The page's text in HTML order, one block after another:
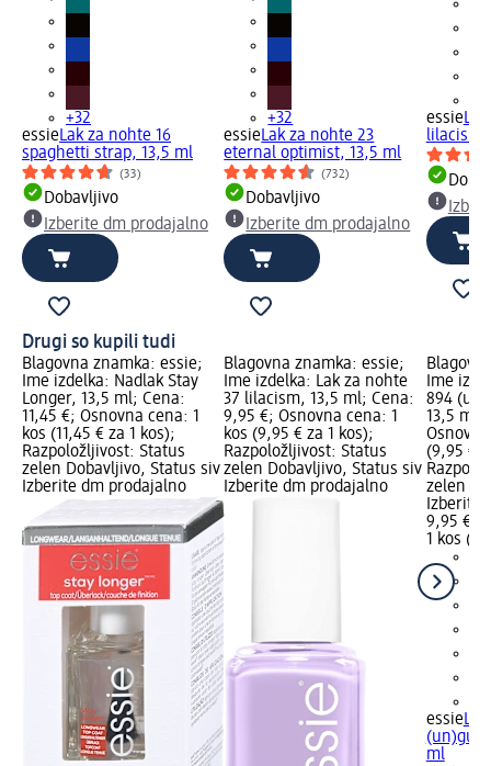
+32
essieLak za nohte 16
spaghetti strap, 13,5 ml
(33)
Dobavljivo
Izberite dm prodajalno
+32
essieLak za nohte 23
eternal optimist, 13,5 ml
(732)
Dobavljivo
Izberite dm prodajalno
essie
lilacism,
Drugi so kupili tudi
Blagovna znamka: essie;
Ime izdelka: Nadlak Stay
Longer, 13,5 ml; Cena:
11,45 €; Osnovna cena: 1
kos (11,45 € za 1 kos);
Razpoložljivost: Status
zelen Dobavljivo, Status siv
Izberite dm prodajalno
Blagovna znamka: essie;
Ime izdelka: Lak za nohte
37 lilacism, 13,5 ml; Cena:
9,95 €; Osnovna cena: 1
kos (9,95 € za 1 kos);
Razpoložljivost: Status
zelen Dobavljivo, Status siv
Izberite dm prodajalno
Ime
894
13,5 ml;
(9,95 €
zelen
Izberite
9,95 €
1 kos
essie
ml